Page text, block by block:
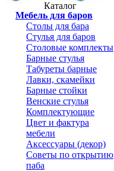
Каталог
Мебель для баров
Столы для бара
Стулья для баров
Столовые комплекты
Барные стулья
Табуреты барные
Лавки, скамейки
Барные стойки
Венские стулья
Комплектующие
Цвет и фактура
мебели
Аксессуары (декор)
Советы по открытию
паба